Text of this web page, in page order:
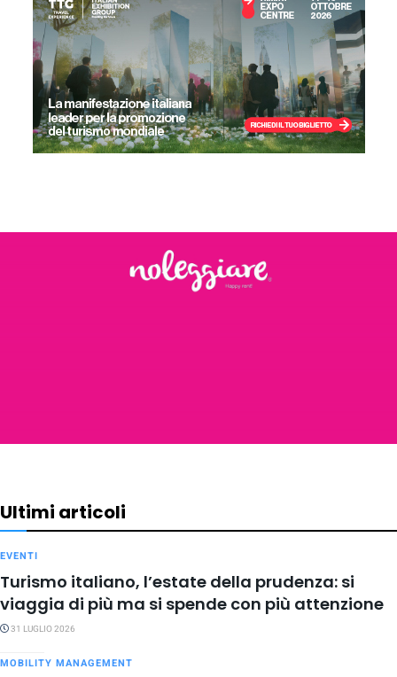
Ultimi articoli
EVENTI
Turismo italiano, l’estate della prudenza: si
viaggia di più ma si spende con più attenzione
31 LUGLIO 2026
MOBILITY MANAGEMENT